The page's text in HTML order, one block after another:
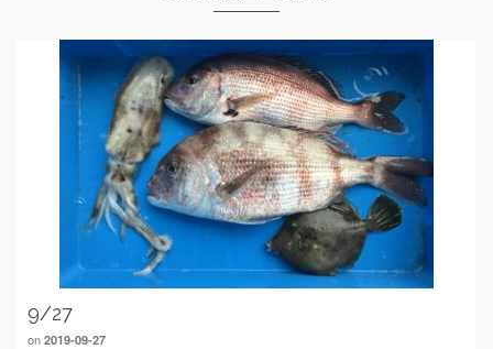
9/27
on 2019-09-27